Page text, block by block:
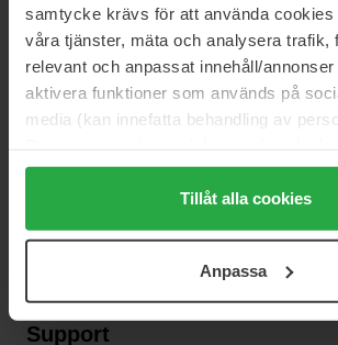
samtycke krävs för att använda cookies
våra tjänster, mäta och analysera trafik,
relevant och anpassat innehåll/
aktivera funktioner som används på
media (kan innefatta behandling av
Genom att trycka på "Tillåt alla cookies"
alla cookies, medan du under "Detaljer"
användningen av cookies. Du kan när
samt vår Integritetspolicy.
Tillåt alla cookies
Anpassa
Chcesz otrzymywać najlepsze beauty newsy
skrzynki? Będziemy wysyłać Ci najnowsze
ekskluzywne oferty!
BEZPIECZNA PŁATNOŚĆ
Support